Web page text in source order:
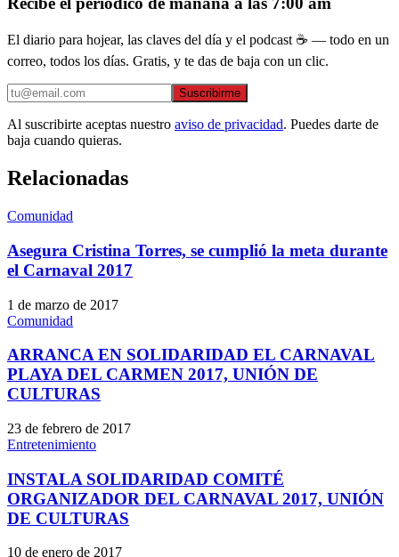
El diario para hojear, las claves del día y el podcast ☕ — todo en un
correo, todos los días. Gratis, y te das de baja con un clic.
Suscribirme
Al suscribirte aceptas nuestro aviso de privacidad. Puedes darte de
baja cuando quieras.
Relacionadas
Comunidad
Asegura Cristina Torres, se cumplió la meta durante
el Carnaval 2017
1 de marzo de 2017
Comunidad
ARRANCA EN SOLIDARIDAD EL CARNAVAL
PLAYA DEL CARMEN 2017, UNIÓN DE
CULTURAS
23 de febrero de 2017
Entretenimiento
INSTALA SOLIDARIDAD COMITÉ
ORGANIZADOR DEL CARNAVAL 2017, UNIÓN
DE CULTURAS
10 de enero de 2017